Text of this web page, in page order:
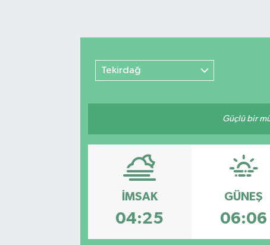
Tekirdağ
Güçlü bir
İMSAK
04:25
GÜNEŞ
06:06